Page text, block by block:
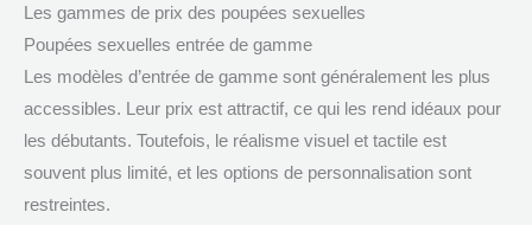
Les gammes de prix des poupées sexuelles
Poupées sexuelles entrée de gamme
Les modèles d’entrée de gamme sont généralement les plus
accessibles. Leur prix est attractif, ce qui les rend idéaux pour
les débutants. Toutefois, le réalisme visuel et tactile est
souvent plus limité, et les options de personnalisation sont
restreintes.